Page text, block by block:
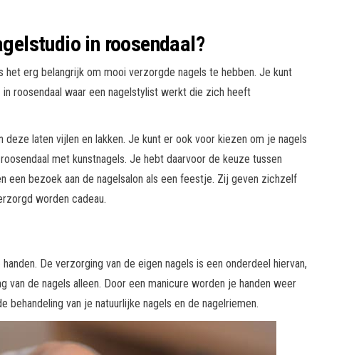
in roosendaal?
erg belangrijk om mooi verzorgde nagels te hebben. Je kunt
in roosendaal waar een nagelstylist werkt die zich heeft
laten vijlen en lakken. Je kunt er ook voor kiezen om je nagels
met kunstnagels. Je hebt daarvoor de keuze tussen
een bezoek aan de nagelsalon als een feestje. Zij geven zichzelf
worden cadeau.
De verzorging van de eigen nagels is een onderdeel hiervan,
van de nagels alleen. Door een manicure worden je handen weer
van je natuurlijke nagels en de nagelriemen.